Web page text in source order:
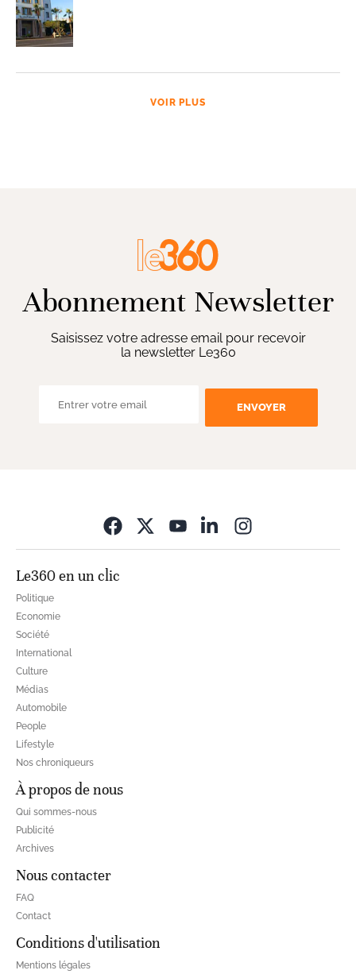
VOIR PLUS
Abonnement Newsletter
Saisissez votre adresse email pour recevoir
la newsletter Le360
ENVOYER
Le360 en un clic
Politique
Economie
Société
International
Culture
Médias
Automobile
People
Lifestyle
Nos chroniqueurs
À propos de nous
Qui sommes-nous
Publicité
Archives
Nous contacter
FAQ
Contact
Conditions d'utilisation
Mentions légales